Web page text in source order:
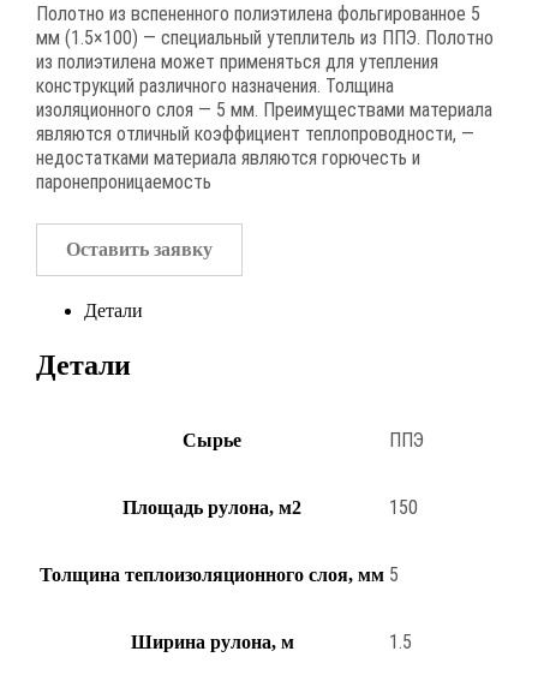
Полотно из вспененного полиэтилена фольгированное 5
мм (1.5×100) — специальный утеплитель из ППЭ. Полотно
из полиэтилена может применяться для утепления
конструкций различного назначения. Толщина
изоляционного слоя — 5 мм. Преимуществами материала
являются отличный коэффициент теплопроводности, —
недостатками материала являются горючесть и
паронепроницаемость
Оставить заявку
Детали
Детали
Сырье ППЭ
Площадь рулона, м2 150
Толщина теплоизоляционного слоя, мм 5
Ширина рулона, м 1.5